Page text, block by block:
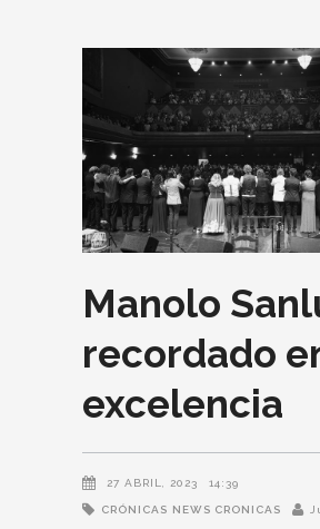
Manolo
recordado
excelencia
27 ABRIL, 2023 14:39
CRÓNICAS NEWS CRONICAS